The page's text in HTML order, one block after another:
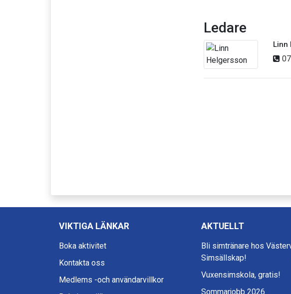
Ledare
Linn
VIKTIGA LÄNKAR
Boka aktivitet
Kontakta oss
Medlems -och användarvillkor
AKTUELLT
Bli simtränare hos
Simsällskap!
Vuxensimskola, gratis!
Sommarjobb 2026